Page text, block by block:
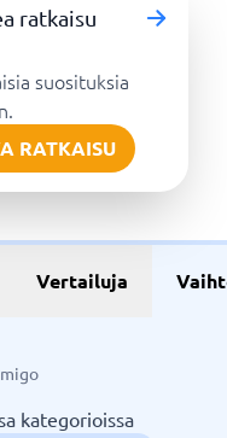
ratkaisu
suosituksia
RATKAISU
Vertailuja
kategorioissa